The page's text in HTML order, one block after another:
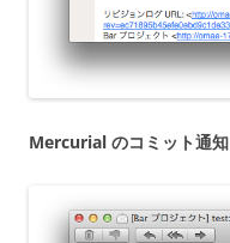
Mercurial のコミット通知